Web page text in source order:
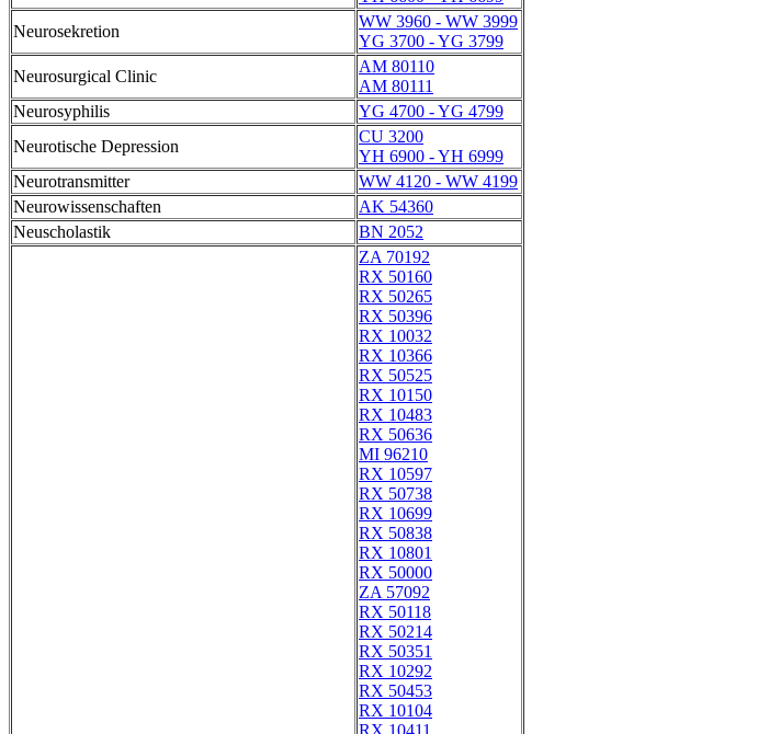
Neurosekretion
WW 3960 - WW 3999
YG 3700 - YG 3799
Neurosurgical Clinic
AM 80110
AM 80111
Neurosyphilis
YG 4700 - YG 4799
Neurotische Depression
CU 3200
YH 6900 - YH 6999
Neurotransmitter
WW 4120 - WW 4199
Neurowissenschaften
AK 54360
Neuscholastik
BN 2052
ZA 70192
RX 50160
RX 50265
RX 50396
RX 10032
RX 10366
RX 50525
RX 10150
RX 10483
RX 50636
MI 96210
RX 10597
RX 50738
RX 10699
RX 50838
RX 10801
RX 50000
ZA 57092
RX 50118
RX 50214
RX 50351
RX 10292
RX 50453
RX 10104
RX 10411